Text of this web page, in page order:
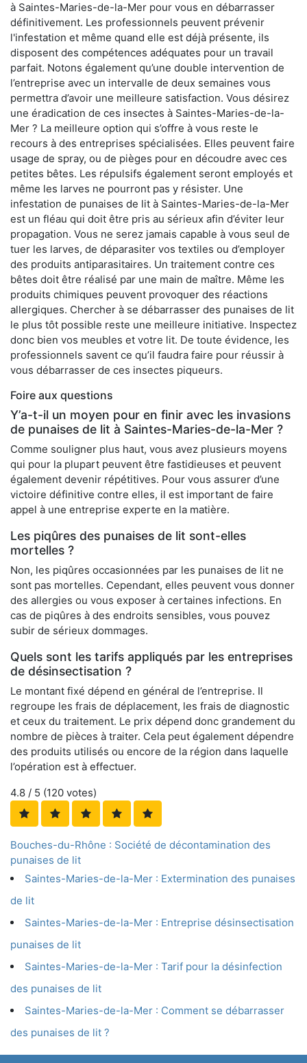
à Saintes-Maries-de-la-Mer pour vous en débarrasser
définitivement. Les professionnels peuvent prévenir
l'infestation et même quand elle est déjà présente, ils
disposent des compétences adéquates pour un travail
parfait. Notons également qu’une double intervention de
l’entreprise avec un intervalle de deux semaines vous
permettra d’avoir une meilleure satisfaction. Vous désirez
une éradication de ces insectes à Saintes-Maries-de-la-
Mer ? La meilleure option qui s’offre à vous reste le
recours à des entreprises spécialisées. Elles peuvent faire
usage de spray, ou de pièges pour en découdre avec ces
petites bêtes. Les répulsifs également seront employés et
même les larves ne pourront pas y résister. Une
infestation de punaises de lit à Saintes-Maries-de-la-Mer
est un fléau qui doit être pris au sérieux afin d’éviter leur
propagation. Vous ne serez jamais capable à vous seul de
tuer les larves, de déparasiter vos textiles ou d’employer
des produits antiparasitaires. Un traitement contre ces
bêtes doit être réalisé par une main de maître. Même les
produits chimiques peuvent provoquer des réactions
allergiques. Chercher à se débarrasser des punaises de lit
le plus tôt possible reste une meilleure initiative. Inspectez
donc bien vos meubles et votre lit. De toute évidence, les
professionnels savent ce qu’il faudra faire pour réussir à
vous débarrasser de ces insectes piqueurs.
Foire aux questions
Y’a-t-il un moyen pour en finir avec les invasions
de punaises de lit à Saintes-Maries-de-la-Mer ?
Comme souligner plus haut, vous avez plusieurs moyens
qui pour la plupart peuvent être fastidieuses et peuvent
également devenir répétitives. Pour vous assurer d’une
victoire définitive contre elles, il est important de faire
appel à une entreprise experte en la matière.
Les piqûres des punaises de lit sont-elles
mortelles ?
Non, les piqûres occasionnées par les punaises de lit ne
sont pas mortelles. Cependant, elles peuvent vous donner
des allergies ou vous exposer à certaines infections. En
cas de piqûres à des endroits sensibles, vous pouvez
subir de sérieux dommages.
Quels sont les tarifs appliqués par les entreprises
de désinsectisation ?
Le montant fixé dépend en général de l’entreprise. Il
regroupe les frais de déplacement, les frais de diagnostic
et ceux du traitement. Le prix dépend donc grandement du
nombre de pièces à traiter. Cela peut également dépendre
des produits utilisés ou encore de la région dans laquelle
l’opération est à effectuer.
4.8 / 5 (120 votes)
Bouches-du-Rhône : Société de décontamination des
punaises de lit
Saintes-Maries-de-la-Mer : Extermination des punaises
de lit
Saintes-Maries-de-la-Mer : Entreprise désinsectisation
punaises de lit
Saintes-Maries-de-la-Mer : Tarif pour la désinfection
des punaises de lit
Saintes-Maries-de-la-Mer : Comment se débarrasser
des punaises de lit ?